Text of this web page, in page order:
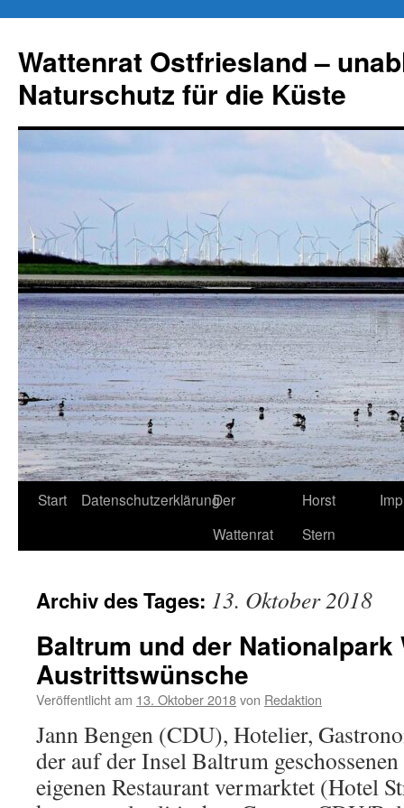
springen
Wattenrat Ostfriesland –
Naturschutz für die Küste
Start DatenschutzerklärungDer
Wattenrat
Horst
Stern
Archiv des Tages: 13. Oktober 2018
Baltrum und der Nationalpark
Austrittswünsche
Veröffentlicht am 13. Oktober 2018von Redaktion
Jann Bengen (CDU), Hotelier,
der auf der Insel Baltrum
eigenen Restaurant vermarktet (Hotel